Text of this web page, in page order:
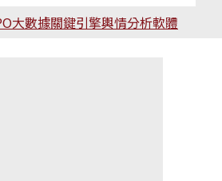
大數據關鍵引擎輿情分析軟體